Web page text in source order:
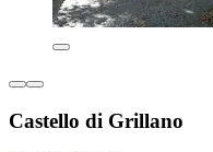
Castello di Grillano